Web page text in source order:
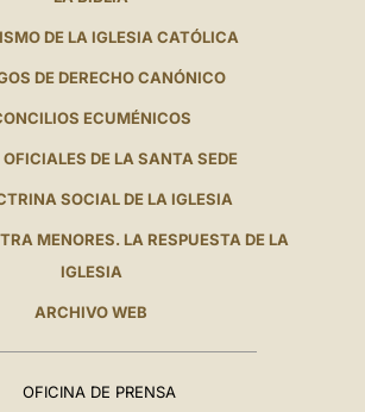
DE LA IGLESIA CATÓLICA
DE DERECHO CANÓNICO
ECUMÉNICOS
DE LA SANTA SEDE
SOCIAL DE LA IGLESIA
MENORES. LA RESPUESTA DE LA
IGLESIA
ARCHIVO WEB
OFICINA DE PRENSA